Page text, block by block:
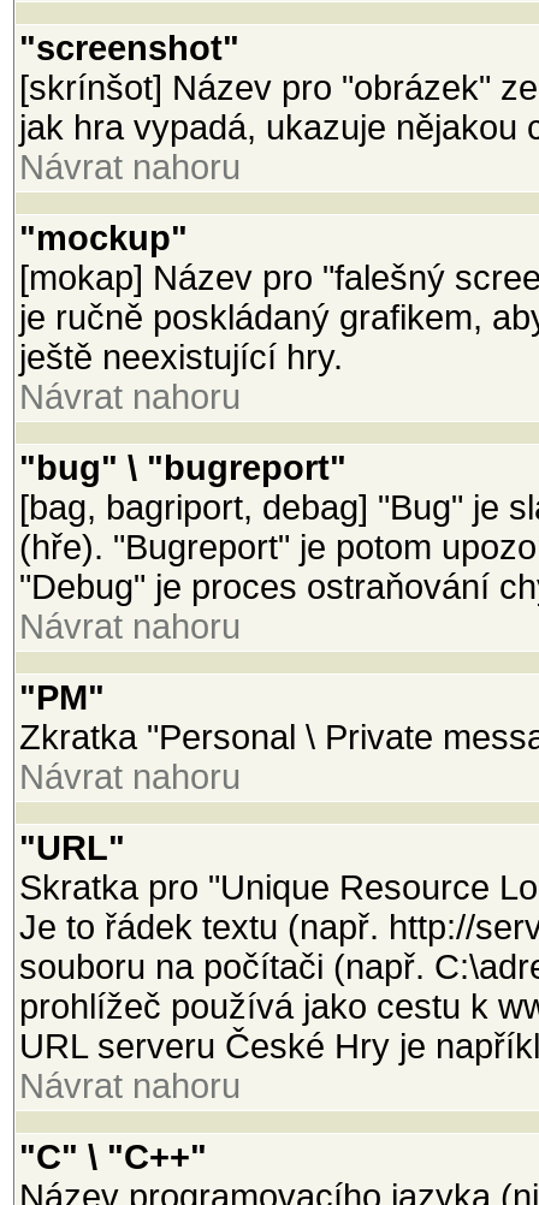
"screenshot"
[skrínšot] Název pro "obrázek"
jak hra vypadá, ukazuje nějakou
Návrat nahoru
"mockup"
[mokap] Název pro "falešný
je ručně poskládaný grafikem,
ještě neexistující hry.
Návrat nahoru
"bug" \ "bugreport"
[bag, bagriport, debag] "Bug" je
(hře). "Bugreport" je potom
"Debug" je proces ostraňování
Návrat nahoru
"PM"
Zkratka "Personal \ Private
Návrat nahoru
"URL"
Skratka pro "Unique Resource
Je to řádek textu (např. http://
souboru na počítači (např.
prohlížeč používá jako cestu k
URL serveru České Hry je
Návrat nahoru
"C" \ "C++"
Název programovacího jazyka